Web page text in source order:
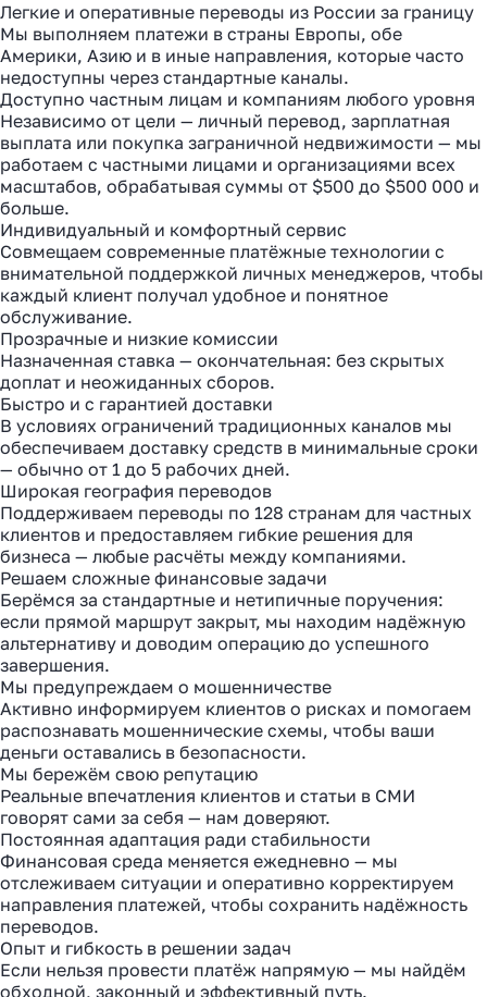
Легкие и оперативные переводы из России за границу
Мы выполняем платежи в страны Европы, обе
Америки, Азию и в иные направления, которые часто
недоступны через стандартные каналы.
Доступно частным лицам и компаниям любого уровня
Независимо от цели — личный перевод, зарплатная
выплата или покупка заграничной недвижимости — мы
работаем с частными лицами и организациями всех
масштабов, обрабатывая суммы от $500 до $500 000 и
больше.
Индивидуальный и комфортный сервис
Совмещаем современные платёжные технологии с
внимательной поддержкой личных менеджеров, чтобы
каждый клиент получал удобное и понятное
обслуживание.
Прозрачные и низкие комиссии
Назначенная ставка — окончательная: без скрытых
доплат и неожиданных сборов.
Быстро и с гарантией доставки
В условиях ограничений традиционных каналов мы
обеспечиваем доставку средств в минимальные сроки
— обычно от 1 до 5 рабочих дней.
Широкая география переводов
Поддерживаем переводы по 128 странам для частных
клиентов и предоставляем гибкие решения для
бизнеса — любые расчёты между компаниями.
Решаем сложные финансовые задачи
Берёмся за стандартные и нетипичные поручения:
если прямой маршрут закрыт, мы находим надёжную
альтернативу и доводим операцию до успешного
завершения.
Мы предупреждаем о мошенничестве
Активно информируем клиентов о рисках и помогаем
распознавать мошеннические схемы, чтобы ваши
деньги оставались в безопасности.
Мы бережём свою репутацию
Реальные впечатления клиентов и статьи в СМИ
говорят сами за себя — нам доверяют.
Постоянная адаптация ради стабильности
Финансовая среда меняется ежедневно — мы
отслеживаем ситуации и оперативно корректируем
направления платежей, чтобы сохранить надёжность
переводов.
Опыт и гибкость в решении задач
Если нельзя провести платёж напрямую — мы найдём
обходной, законный и эффективный путь.